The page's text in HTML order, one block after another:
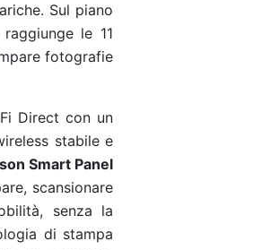
Sul piano
le 11
fotografie
Direct con un
stabile e
Smart Panel
scansionare
senza la
di stampa